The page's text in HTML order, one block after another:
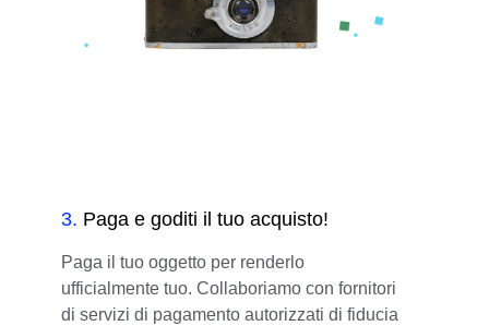
3. Paga e goditi il tuo acquisto!
Paga il tuo oggetto per renderlo
ufficialmente tuo. Collaboriamo con fornitori
di servizi di pagamento autorizzati di fiducia